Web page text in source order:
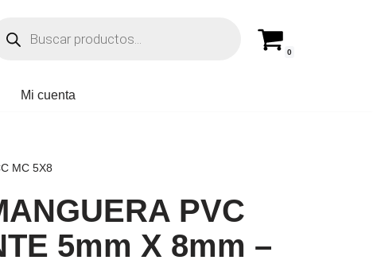
0
Mi cuenta
MC 5X8
PVC
5mm X 8mm –